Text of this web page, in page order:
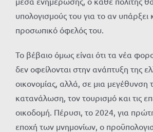
υπολογισμούς του για το αν υπάρξει
προσωπικό όφελός του.
Το βέβαιο όμως είναι ότι τα νέα
δεν οφείλονται στην ανάπτυξη της
οικονομίας, αλλά, σε μια
κατανάλωση, τον τουρισμό και τις
οικοδομή. Πέρυσι, το 2024, για
εποχή των μνημονίων, ο